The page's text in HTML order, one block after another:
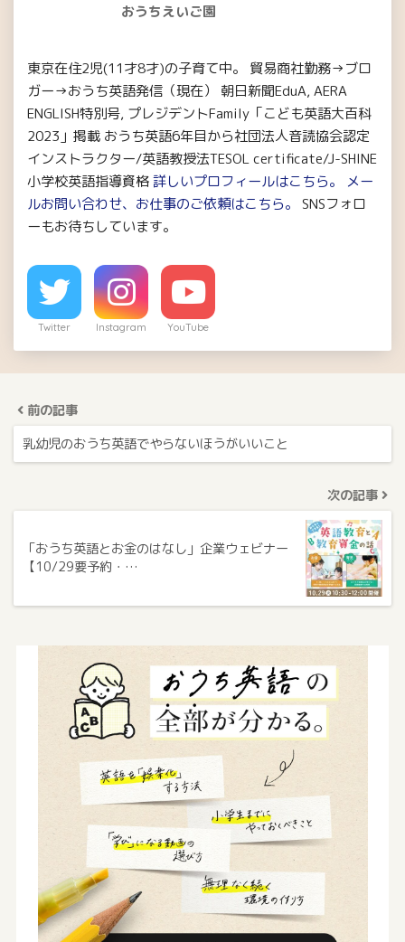
おうちえいご園
東京在住2児(11才8才)の子育て中。 貿易商社勤務→ブロ
ガー→おうち英語発信（現在） 朝日新聞EduA, AERA
ENGLISH特別号, プレジデントFamily「こども英語大百科
2023」掲載 おうち英語6年目から社団法人音読協会認定
インストラクター/英語教授法TESOL certificate/J-SHINE
小学校英語指導資格詳しいプロフィールはこちら。
メー
ルお問い合わせ、お仕事のご依頼はこちら。
SNSフォロ
ーもお待ちしています。
Twitter Instagram YouTube
前の記事
乳幼児のおうち英語でやらないほうがいいこと
次の記事
「おうち英語とお金のはなし」企業ウェビナー
【10/29要予約・…